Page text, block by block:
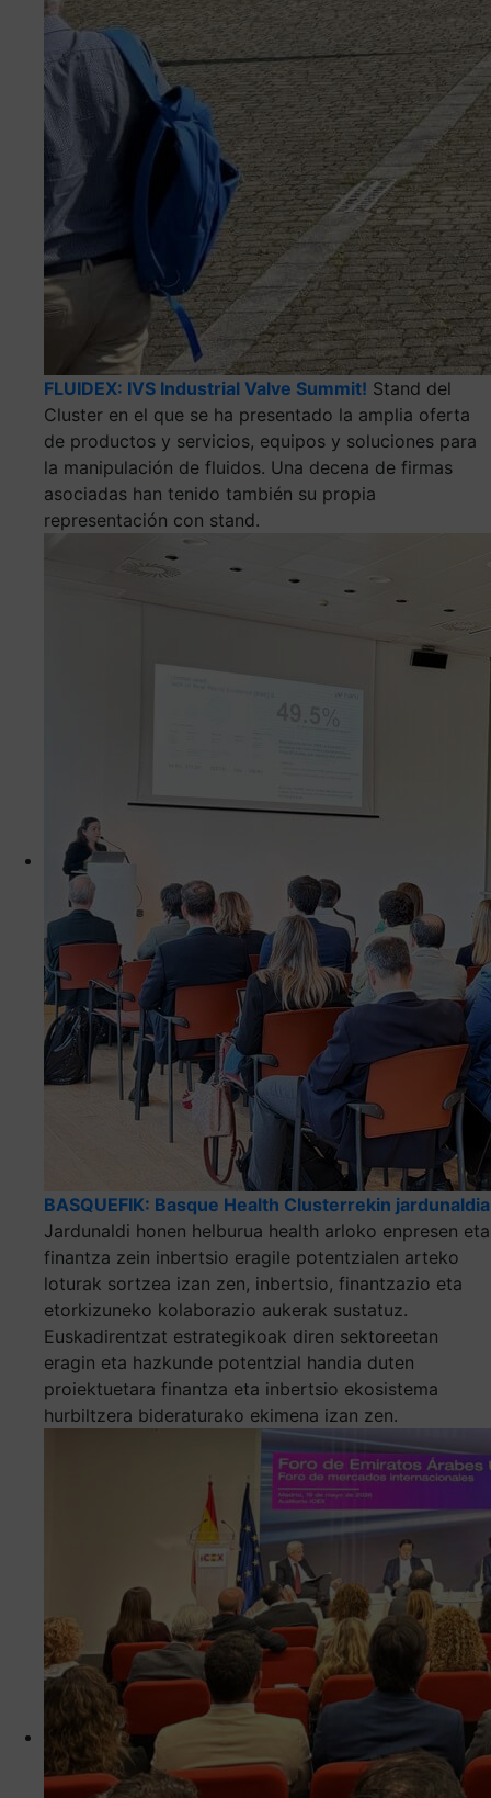
FLUIDEX: IVS Industrial Valve Summit! Stand del
Cluster en el que se ha presentado la amplia oferta
de productos y servicios, equipos y soluciones para
la manipulación de fluidos. Una decena de firmas
asociadas han tenido también su propia
representación con stand.
BASQUEFIK: Basque Health Clusterrekin jardunaldia
Jardunaldi honen helburua health arloko enpresen eta
finantza zein inbertsio eragile potentzialen arteko
loturak sortzea izan zen, inbertsio, finantzazio eta
etorkizuneko kolaborazio aukerak sustatuz.
Euskadirentzat estrategikoak diren sektoreetan
eragin eta hazkunde potentzial handia duten
proiektuetara finantza eta inbertsio ekosistema
hurbiltzera bideraturako ekimena izan zen.